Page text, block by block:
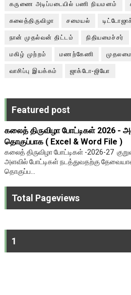
கருணை அடிப்படையில் பணி நியமனம்
கலைத்திருவிழா சமையல்
நான் முதல்வன் திட்டம் நிதியமைச்சர்
மகிழ் முற்றம் மணற்கேணி
வாசிப்பு இயக்கம் ஜாக்டோ-ஜியோ
Featured post
கலைத் திருவிழா போட்டிகள் 2026 -
தொகுப்பாக ( Excel & Word File )
கலைத் திருவிழா போட்டிகள் -2026-27
அளவில் போட்டிகள் நடத்துவதற்கு
தொகுப்ப...
Total Pageviews
1